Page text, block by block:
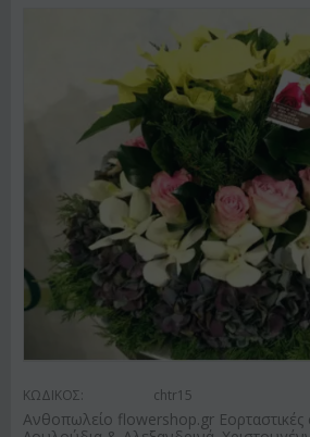
ΚΩΔΙΚΟΣ: chtr15
Ανθοπωλείο flowershop.gr Εορταστικές